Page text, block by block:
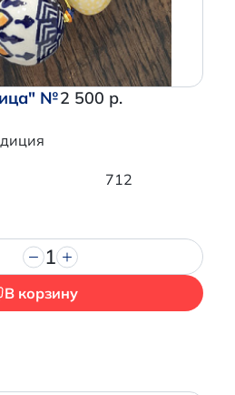
№2 500 р.
712
1
В корзину